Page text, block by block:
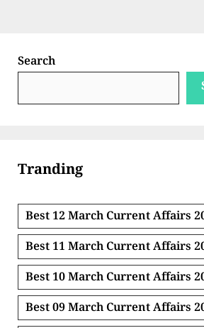
Search
Tranding
Best 12 March Current Affairs
Best 11 March Current Affairs
Best 10 March Current Affairs
Best 09 March Current Affairs